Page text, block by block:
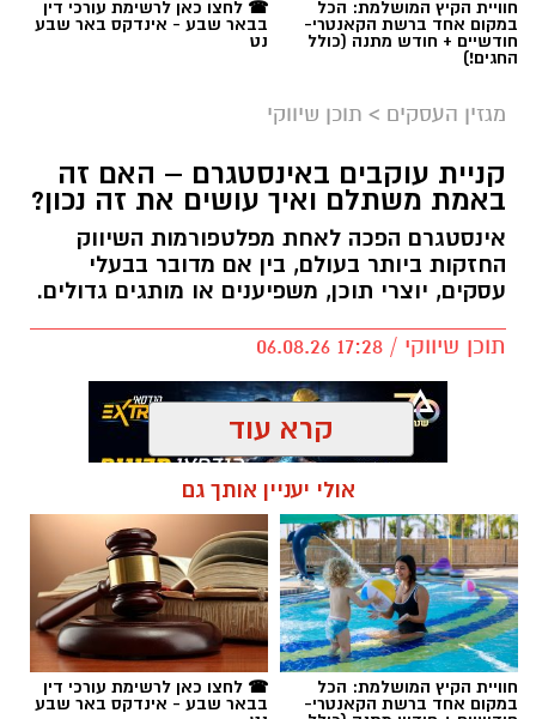
חוויית הקיץ המושלמת: הכל
במקום אחד ברשת הקאנטרי-
חודשיים + חודש מתנה (כולל
החגים!)
☎ לחצו כאן לרשימת עורכי דין
בבאר שבע - אינדקס באר שבע
נט
מגזין העסקים > תוכן שיווקי
קניית עוקבים באינסטגרם – האם זה
באמת משתלם ואיך עושים את זה נכון?
אינסטגרם הפכה לאחת מפלטפורמות השיווק
החזקות ביותר בעולם, בין אם מדובר בבעלי
עסקים, יוצרי תוכן, משפיענים או מותגים גדולים.
תוכן שיווקי / 17:28 06.08.26
תגים:קניית עוקבים באינסטגרם
קרא עוד
אולי יעניין אותך גם
חוויית הקיץ המושלמת: הכל
במקום אחד ברשת הקאנטרי-
☎ לחצו כאן לרשימת עורכי דין
בבאר שבע - אינדקס באר שבע